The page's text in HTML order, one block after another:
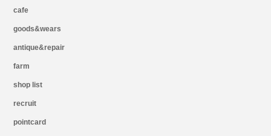
cafe
goods&wears
antique&repair
farm
shop list
recruit
pointcard